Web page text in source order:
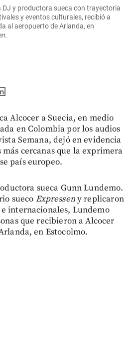
DJ y productora sueca con trayectoria
y eventos culturales, recibió a
al aeropuerto de Arlanda, en
Alcocer a Suecia, en medio
en Colombia por los audios
Semana, dejó en evidencia
cercanas que la exprimera
país europeo.
sueca Gunn Lundemo.
sueco Expresseny replicaron
internacionales, Lundemo
que recibieron a Alcocer
en Estocolmo.